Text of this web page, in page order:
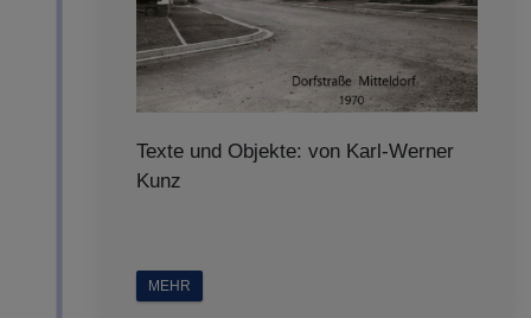
Texte und Objekte: von Karl-Werner
Kunz
MEHR